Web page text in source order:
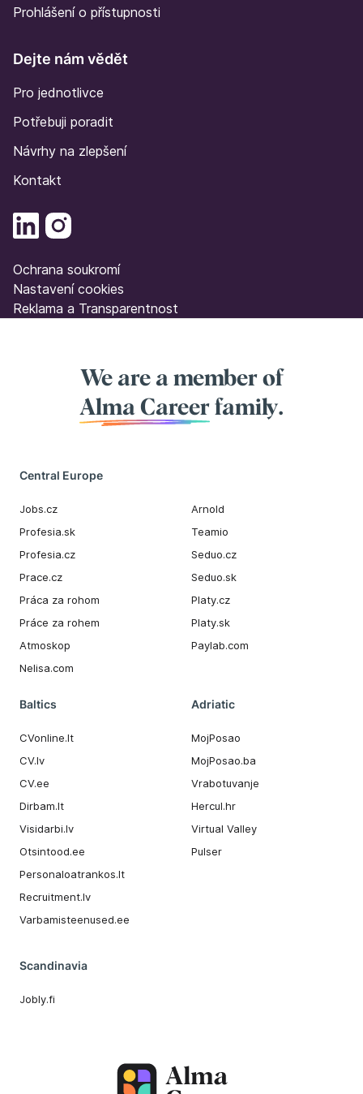
Prohlášení o přístupnosti
Dejte nám vědět
Pro jednotlivce
Potřebuji poradit
Návrhy na zlepšení
Kontakt
Ochrana soukromí
Nastavení cookies
Reklama a Transparentnost
We are a member of
Alma Career family.
Central Europe
Jobs.cz
Profesia.sk
Profesia.cz
Prace.cz
Práca za rohom
Práce za rohem
Atmoskop
Nelisa.com
Arnold
Teamio
Seduo.cz
Seduo.sk
Platy.cz
Platy.sk
Paylab.com
Baltics
CVonline.lt
CV.lv
CV.ee
Dirbam.It
Visidarbi.lv
Otsintood.ee
Personaloatrankos.lt
Recruitment.lv
Varbamisteenused.ee
Adriatic
MojPosao
MojPosao.ba
Vrabotuvanje
Hercul.hr
Virtual Valley
Pulser
Scandinavia
Jobly.fi